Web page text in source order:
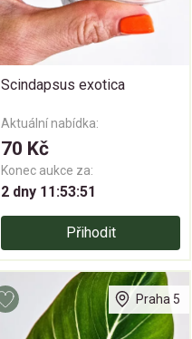
Scindapsus exotica
Aktuální nabídka:
70 Kč
Konec aukce za:
2 dny 11:53:50
Přihodit
Praha 5